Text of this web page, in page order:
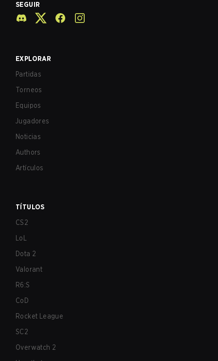
SEGUIR
EXPLORAR
Partidas
Torneos
Equipos
Jugadores
Noticias
Authors
Artículos
TÍTULOS
CS2
LoL
Dota 2
Valorant
R6:S
CoD
Rocket League
SC2
Overwatch 2